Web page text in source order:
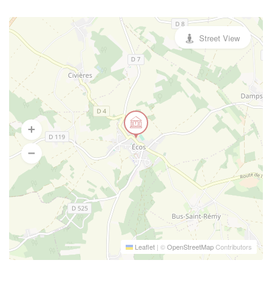
Leaflet | ©OpenStreetMapContributors
Street View